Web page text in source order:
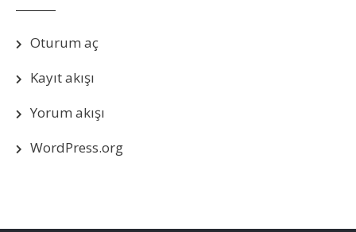
Oturum aç
Kayıt akışı
Yorum akışı
WordPress.org